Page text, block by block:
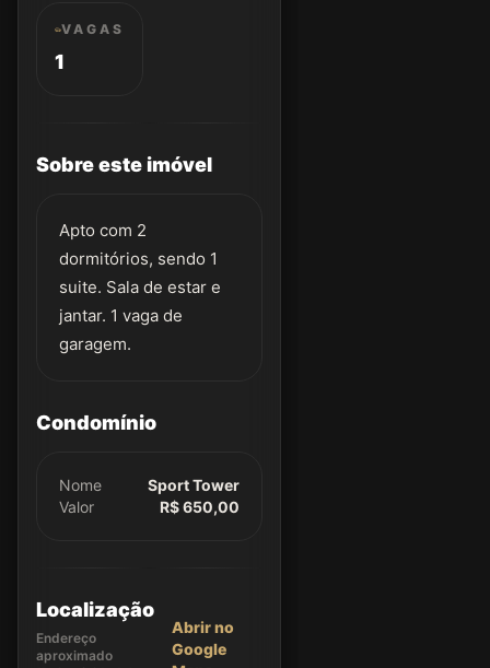
VAGAS
1
Sobre este imóvel
Apto com 2
dormitórios, sendo 1
suite. Sala de estar e
jantar. 1 vaga de
garagem.
Condomínio
Nome
Sport Tower
Valor
R$ 650,00
Localização
Endereço
aproximado
Abrir no
Google